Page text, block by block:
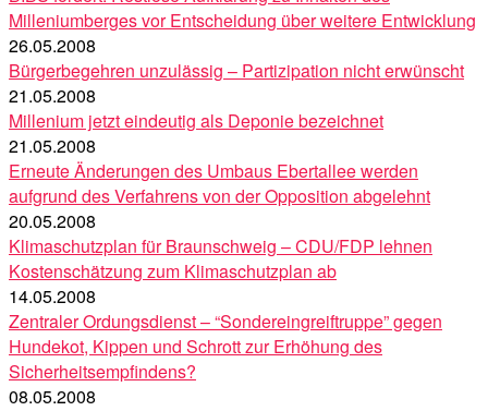
Milleniumberges vor Entscheidung über weitere Entwicklung
26.05.2008
Bürgerbegehren unzulässig – Partizipation nicht erwünscht
21.05.2008
Millenium jetzt eindeutig als Deponie bezeichnet
21.05.2008
Erneute Änderungen des Umbaus Ebertallee werden
aufgrund des Verfahrens von der Opposition abgelehnt
20.05.2008
Klimaschutzplan für Braunschweig – CDU/FDP lehnen
Kostenschätzung zum Klimaschutzplan ab
14.05.2008
Zentraler Ordungsdienst – “Sondereingreiftruppe” gegen
Hundekot, Kippen und Schrott zur Erhöhung des
Sicherheitsempfindens?
08.05.2008